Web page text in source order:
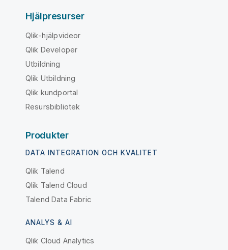
Hjälpresurser
Qlik-hjälpvideor
Qlik Developer
Utbildning
Qlik Utbildning
Qlik kundportal
Resursbibliotek
Produkter
DATA INTEGRATION OCH KVALITET
Qlik Talend
Qlik Talend Cloud
Talend Data Fabric
ANALYS & AI
Qlik Cloud Analytics